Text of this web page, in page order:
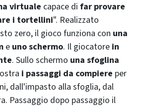
virtuale capace di far provare
i tortellini". Realizzato
zero, il gioco funziona con una
e uno schermo. Il giocatore in
. Sullo schermo una sfoglina
i passaggi da compiere per
dall'impasto alla sfoglia, dal
Passaggio dopo passaggio il